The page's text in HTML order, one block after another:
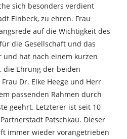
sich besonders verdient
Einbeck, zu ehren. Frau
auf die Wichtigkeit des
die Gesellschaft und das
und hat nach einem kurzen
die Ehrung der beiden
Dr. Elke Heege und Herr
passenden Rahmen durch
geehrt. Letzterer ist seit 10
Patschkau. Dieser
immer wieder vorangetrieben